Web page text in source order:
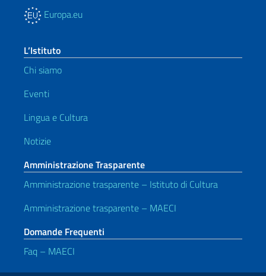
Europa.eu
L’Istituto
Chi siamo
Eventi
Lingua e Cultura
Notizie
Amministrazione Trasparente
Amministrazione trasparente – Istituto di Cultura
Amministrazione trasparente – MAECI
Domande Frequenti
Faq – MAECI